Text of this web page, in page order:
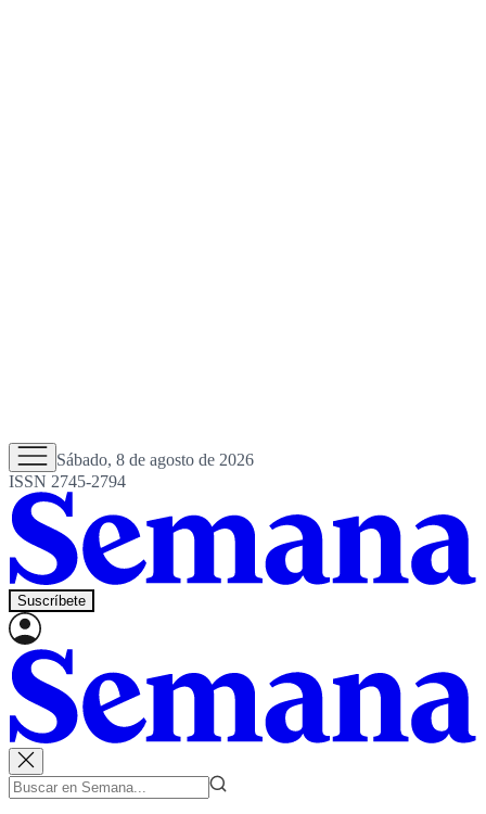
Sábado, 8 de agosto de 2026
ISSN 2745-2794
Suscríbete